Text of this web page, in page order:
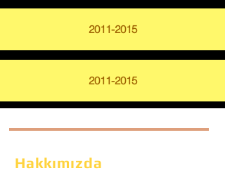
2011-2015
2011-2015
Hakkımızda